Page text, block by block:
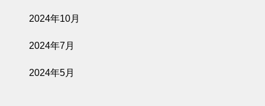
2024年10月
2024年7月
2024年5月